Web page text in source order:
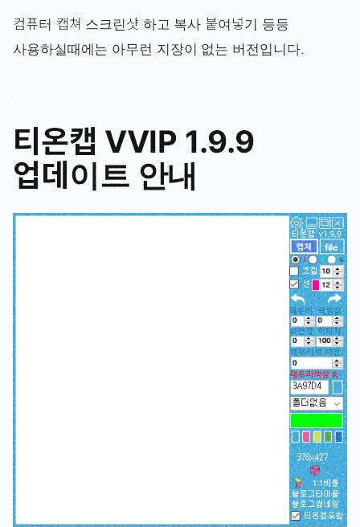
컴퓨터 캡쳐 스크린샷 하고 복사 붙여넣기 등등
사용하실때에는 아무런 지장이 없는 버전입니다.
티온캡 VVIP 1.9.9
업데이트 안내